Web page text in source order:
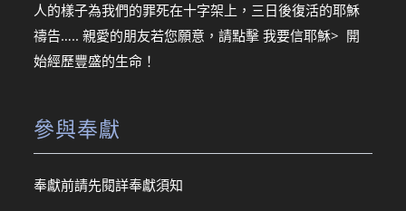
人的樣子為我們的罪死在十字架上，三日後復活的耶穌
禱告….. 親愛的朋友若您願意，請點擊我要信耶穌> 開
始經歷豐盛的生命！
參與奉獻
奉獻前請先閱詳奉獻須知